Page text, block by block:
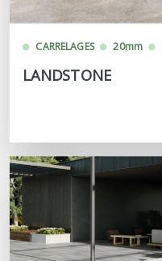
CARRELAGES 20mm
LANDSTONE